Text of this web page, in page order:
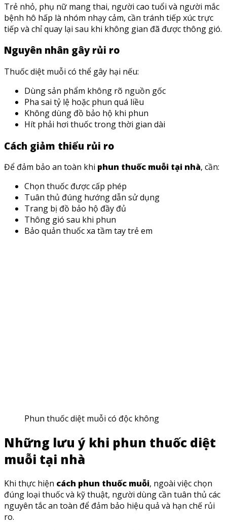
Trẻ nhỏ, phụ nữ mang thai, người cao tuổi và người mắc
bệnh hô hấp là nhóm nhạy cảm, cần tránh tiếp xúc trực
tiếp và chỉ quay lại sau khi không gian đã được thông gió.
Nguyên nhân gây rủi ro
Thuốc diệt muỗi có thể gây hại nếu:
Dùng sản phẩm không rõ nguồn gốc
Pha sai tỷ lệ hoặc phun quá liều
Không dùng đồ bảo hộ khi phun
Hít phải hơi thuốc trong thời gian dài
Cách giảm thiểu rủi ro
Để đảm bảo an toàn khi phun thuốc muỗi tại nhà, cần:
Chọn thuốc được cấp phép
Tuân thủ đúng hướng dẫn sử dụng
Trang bị đồ bảo hộ đầy đủ
Thông gió sau khi phun
Bảo quản thuốc xa tầm tay trẻ em
Phun thuốc diệt muỗi có độc không
Những lưu ý khi phun thuốc diệt
muỗi tại nhà
Khi thực hiện cách phun thuốc muỗi, ngoài việc chọn
đúng loại thuốc và kỹ thuật, người dùng cần tuân thủ các
nguyên tắc an toàn để đảm bảo hiệu quả và hạn chế rủi
ro.